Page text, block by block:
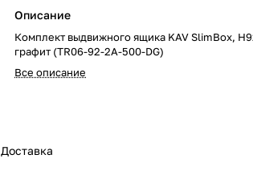
Описание
Комплект выдвижного ящика KAV SlimBox,
графит (TR06-92-2A-500-DG)
Все описание
Доставка